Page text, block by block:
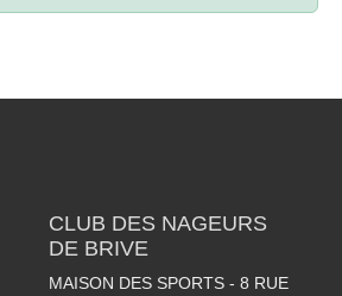
CLUB DES NAGEURS
DE BRIVE
MAISON DES SPORTS - 8 RUE